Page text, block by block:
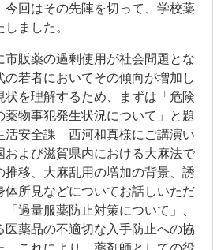
今回はその先陣を切って、学校薬
ました。
市販薬の過剰使用が社会問題とな
の若者においてその傾向が増加し
状を理解するため、まずは「危険
薬物事犯発生状況について」と題
安全課 西河和真様にご講演い
および滋賀県内における大麻法で
推移、大麻乱用の増加の背景、誘
体所見などについてお話しいただ
過量服薬防止対策について」、
医薬品の不適切な入手防止への協